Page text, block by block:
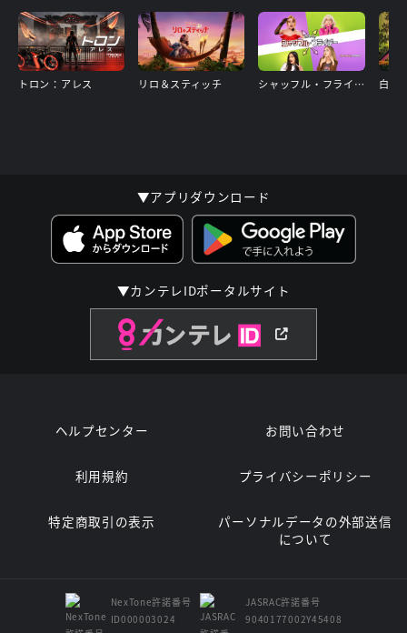
トロン：アレス リロ＆スティッチ シャッフル・フライデー 白雪
▼アプリダウンロード
▼カンテレIDポータルサイト
ヘルプセンター お問い合わせ
利用規約 プライバシーポリシー
特定商取引の表示
パーソナルデータの外部送信
について
NexTone許諾番号
ID000003024
JASRAC許諾番号
9040177002Y45408